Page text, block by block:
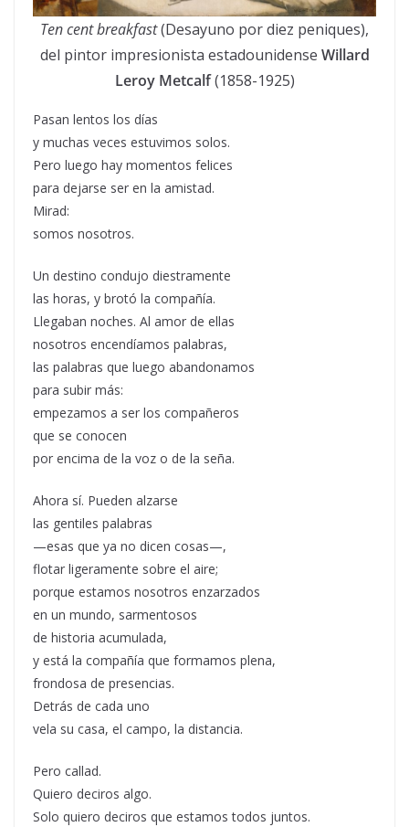
Ten cent breakfast(Desayuno por diez peniques),
del pintor impresionista estadounidense Willard
Leroy Metcalf(1858-1925)
Pasan lentos los días
y muchas veces estuvimos solos.
Pero luego hay momentos felices
para dejarse ser en la amistad.
Mirad:
somos nosotros.
Un destino condujo diestramente
las horas, y brotó la compañía.
Llegaban noches. Al amor de ellas
nosotros encendíamos palabras,
las palabras que luego abandonamos
para subir más:
empezamos a ser los compañeros
que se conocen
por encima de la voz o de la seña.
Ahora sí. Pueden alzarse
las gentiles palabras
—esas que ya no dicen cosas—,
flotar ligeramente sobre el aire;
porque estamos nosotros enzarzados
en un mundo, sarmentosos
de historia acumulada,
y está la compañía que formamos plena,
frondosa de presencias.
Detrás de cada uno
vela su casa, el campo, la distancia.
Pero callad.
Quiero deciros algo.
Solo quiero deciros que estamos todos juntos.